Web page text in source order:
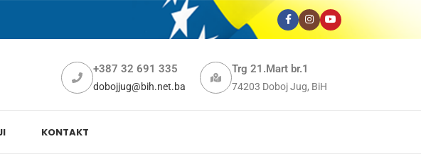
+387 32 691 335
dobojjug@bih.net.ba
Trg 21.Mart br.1
74203 Doboj Jug, BiH
KONTAKT